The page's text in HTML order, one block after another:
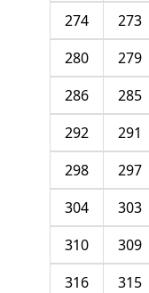
273
274
279
280
285
286
291
292
297
298
303
304
309
310
315
316